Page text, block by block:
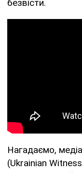
безвісти.
Нагадаємо,
(Ukrainian